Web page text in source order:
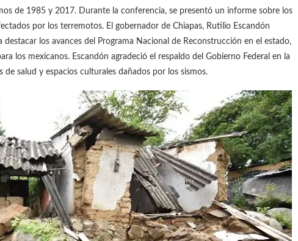
de 1985 y 2017. Durante la conferencia, se presentó un informe sobre los
por los terremotos. El gobernador de Chiapas, Rutilio Escandón
los avances del Programa Nacional de Reconstrucción en el estado,
los mexicanos. Escandón agradeció el respaldo del Gobierno Federal en la
de salud y espacios culturales dañados por los sismos.